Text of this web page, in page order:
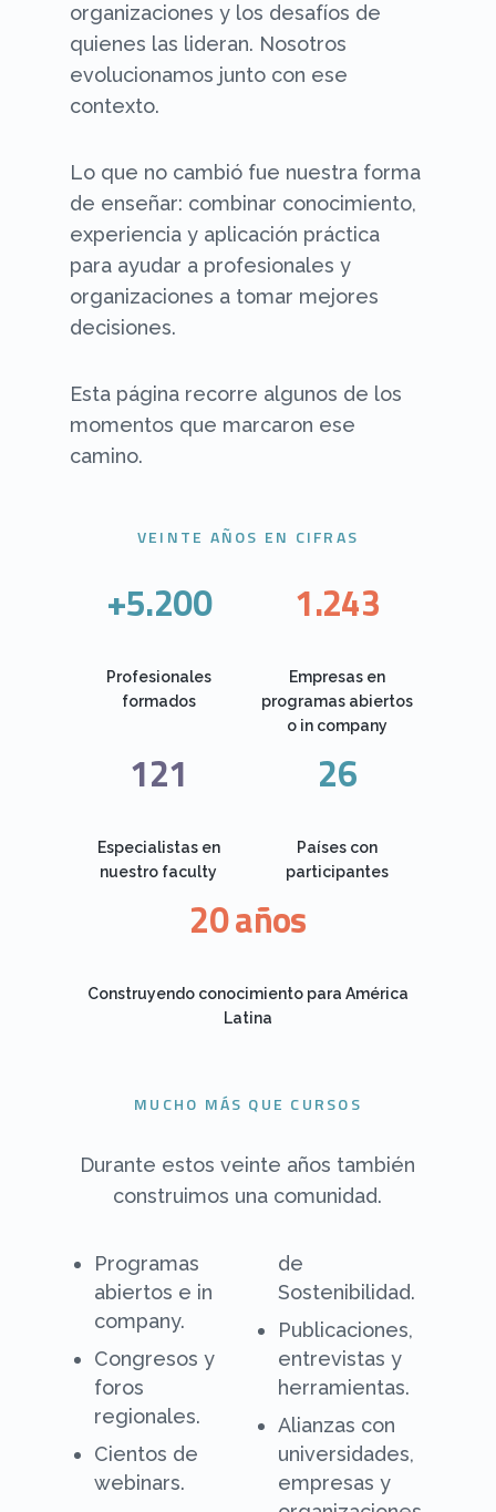
organizaciones y los desafíos de
quienes las lideran. Nosotros
evolucionamos junto con ese
contexto.
Lo que no cambió fue nuestra forma
de enseñar: combinar conocimiento,
experiencia y aplicación práctica
para ayudar a profesionales y
organizaciones a tomar mejores
decisiones.
Esta página recorre algunos de los
momentos que marcaron ese
camino.
VEINTE AÑOS EN CIFRAS
+5.200
Profesionales
formados
1.243
Empresas en
programas abiertos
o in company
121
Especialistas en
nuestro faculty
26
Países con
participantes
20 años
Construyendo conocimiento para América
Latina
MUCHO MÁS QUE CURSOS
Durante estos veinte años también
construimos una comunidad.
Programas
abiertos e in
company.
Congresos y
foros
regionales.
Cientos de
webinars.
de
Sostenibilidad.
Publicaciones,
entrevistas y
herramientas.
Alianzas con
universidades,
empresas y